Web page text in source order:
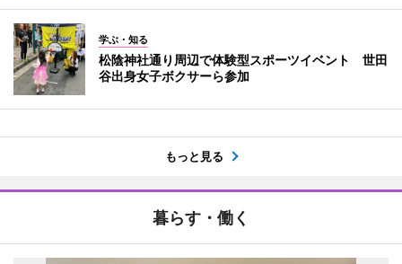
学ぶ・知る
松陰神社通り周辺で体験型スポーツイベント 世田
谷出身女子ボクサーら参加
もっと見る
暮らす・働く